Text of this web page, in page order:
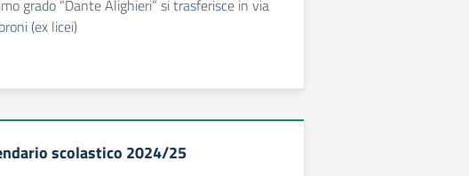
grado “Dante Alighieri” si trasferisce in via
(ex licei)
scolastico 2024/25